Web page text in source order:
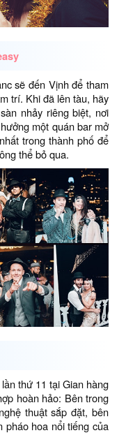
sẽ đến Vịnh để tham
trí. Khi đã lên tàu, hãy
nhảy riêng biệt, nơi
một quán bar mở
trong thành phố để
thể bỏ qua.
thứ 11 tại Gian hàng
hoàn hảo: Bên trong
thuật sắp đặt, bên
pháo hoa nổi tiếng của